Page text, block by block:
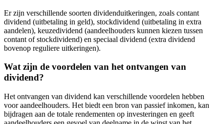
Er zijn verschillende soorten dividenduitkeringen, zoals contant
dividend (uitbetaling in geld), stockdividend (uitbetaling in extra
aandelen), keuzedividend (aandeelhouders kunnen kiezen tussen
contant of stockdividend) en speciaal dividend (extra dividend
bovenop reguliere uitkeringen).
Wat zijn de voordelen van het ontvangen van
dividend?
Het ontvangen van dividend kan verschillende voordelen hebben
voor aandeelhouders. Het biedt een bron van passief inkomen, kan
bijdragen aan de totale rendementen op investeringen en geeft